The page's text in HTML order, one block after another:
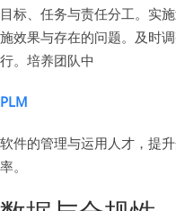
目标、任务与责任分工。实
施效果与存在的问题。及时
行。培养团队中
PLM
软件的管理与运用人才，提
率。